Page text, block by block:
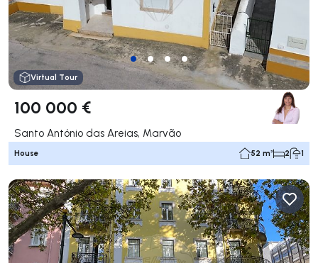
Virtual Tour
100 000 €
Santo António das Areias, Marvão
House 52 m² 2 1